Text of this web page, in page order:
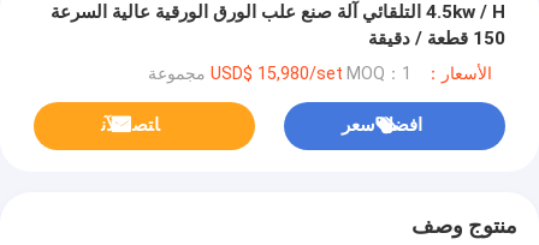
4.5kw / H التلقائي آلة صنع علب الورق الورقية عالية السرعة
150 قطعة / دقيقة
الأسعار：USD$ 15,980/set MOQ：1 مجموعة
افضل سعر ﺎﺘﺼﻟ ﺍﻶﻧ
منتوج وصف